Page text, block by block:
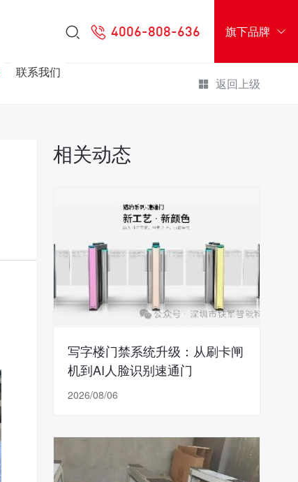
旗下品牌
4006-808-636
联系我们
返回上级
相关动态
写字楼门禁系统升级：从刷卡闸
机到AI人脸识别速通门
2026/08/06